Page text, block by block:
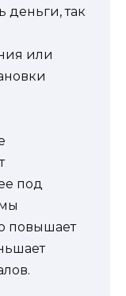
деньги, так
или
под
повышает